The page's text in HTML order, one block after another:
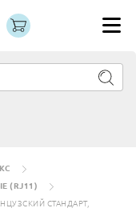
(RJ11)
СТАНДАРТ,